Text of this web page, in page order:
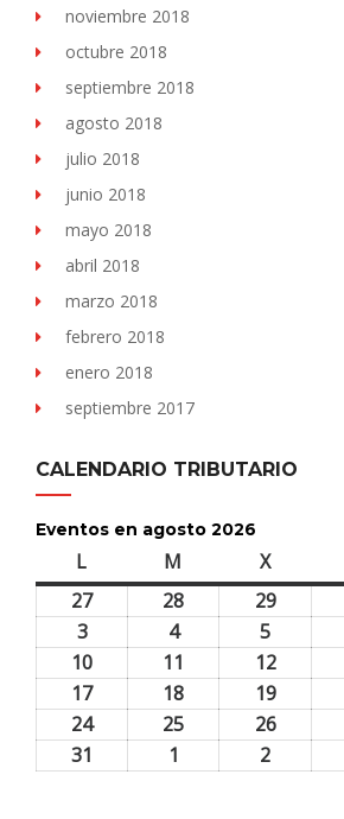
noviembre 2018
octubre 2018
septiembre 2018
agosto 2018
julio 2018
junio 2018
mayo 2018
abril 2018
marzo 2018
febrero 2018
enero 2018
septiembre 2017
CALENDARIO TRIBUTARIO
Eventos en agosto 2026
L M Xmiércoles
2727
28 2929
2026
33
agosto,
2026
44
agosto,
2026
5
agosto,
2026
10
agosto,
2026
11 1212
agosto,
2026
1717
agosto,
18 1919
agosto,
2424
25 2626
31 1 2